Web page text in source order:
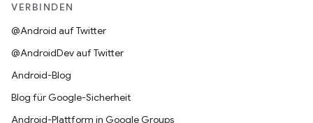
VERBINDEN
@Android auf Twitter
@AndroidDev auf Twitter
Android-Blog
Blog für Google-Sicherheit
Android-Plattform in Google Groups